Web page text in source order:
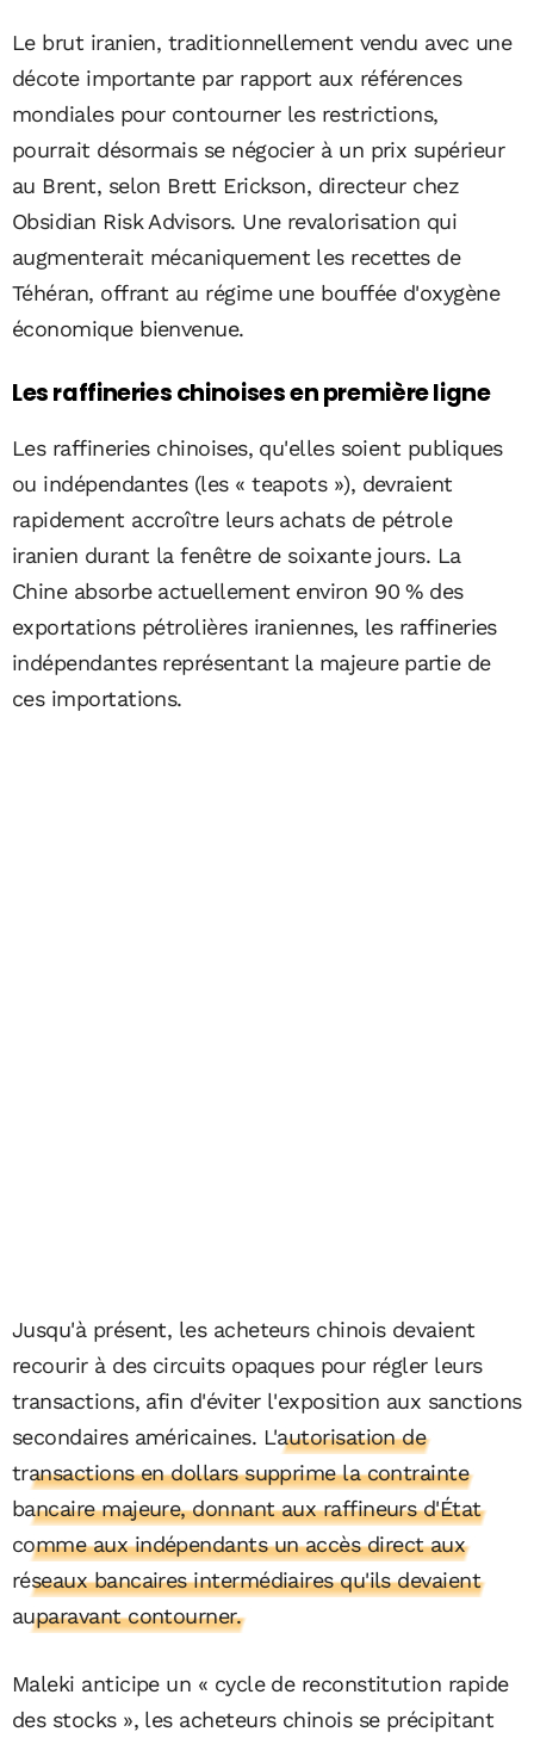
Le brut iranien, traditionnellement vendu avec une
décote importante par rapport aux références
mondiales pour contourner les restrictions,
pourrait désormais se négocier à un prix supérieur
au Brent, selon Brett Erickson, directeur chez
Obsidian Risk Advisors. Une revalorisation qui
augmenterait mécaniquement les recettes de
Téhéran, offrant au régime une bouffée d'oxygène
économique bienvenue.
Les raffineries chinoises en première ligne
Les raffineries chinoises, qu'elles soient publiques
ou indépendantes (les « teapots »), devraient
rapidement accroître leurs achats de pétrole
iranien durant la fenêtre de soixante jours. La
Chine absorbe actuellement environ 90 % des
exportations pétrolières iraniennes, les raffineries
indépendantes représentant la majeure partie de
ces importations.
Jusqu'à présent, les acheteurs chinois devaient
recourir à des circuits opaques pour régler leurs
transactions, afin d'éviter l'exposition aux sanctions
secondaires américaines. L'autorisation de
transactions en dollars supprime la contrainte
bancaire majeure, donnant aux raffineurs d'État
comme aux indépendants un accès direct aux
réseaux bancaires intermédiaires qu'ils devaient
auparavant contourner.
Maleki anticipe un « cycle de reconstitution rapide
des stocks », les acheteurs chinois se précipitant